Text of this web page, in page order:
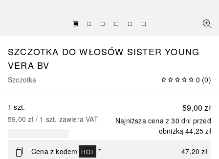
SZCZOTKA DO WŁOSÓW SISTER YOUNG
VERA BV
Szczotka 0 (0)
59,00 zł
Najniższa cena z 30 dni przed
obniżką 44,25 zł
1 szt.
59,00 zł / 1 szt. zawiera VAT
Cena z kodem HOT * 47,20 zł